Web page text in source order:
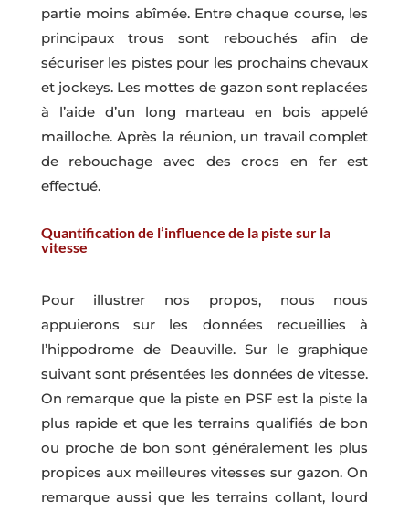
partie moins abîmée. Entre chaque course, les
principaux trous sont rebouchés afin de
sécuriser les pistes pour les prochains chevaux
et jockeys. Les mottes de gazon sont replacées
à l’aide d’un long marteau en bois appelé
mailloche. Après la réunion, un travail complet
de rebouchage avec des crocs en fer est
effectué.
Quantification de l’influence de la piste sur la
vitesse
Pour illustrer nos propos, nous nous
appuierons sur les données recueillies à
l’hippodrome de Deauville. Sur le graphique
suivant sont présentées les données de vitesse.
On remarque que la piste en PSF est la piste la
plus rapide et que les terrains qualifiés de bon
ou proche de bon sont généralement les plus
propices aux meilleures vitesses sur gazon. On
remarque aussi que les terrains collant, lourd